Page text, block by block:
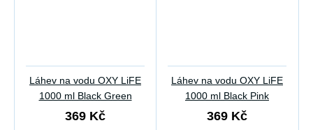
Láhev na vodu OXY LiFE
1000 ml Black Green
369 Kč
Láhev na vodu OXY LiFE
1000 ml Black Pink
369 Kč